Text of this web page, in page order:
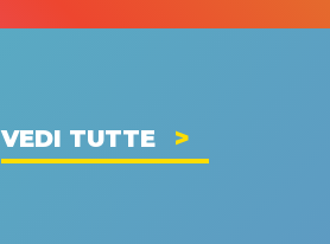
VEDI TUTTE